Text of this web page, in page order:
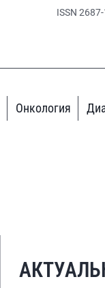
ISSN
Онкология